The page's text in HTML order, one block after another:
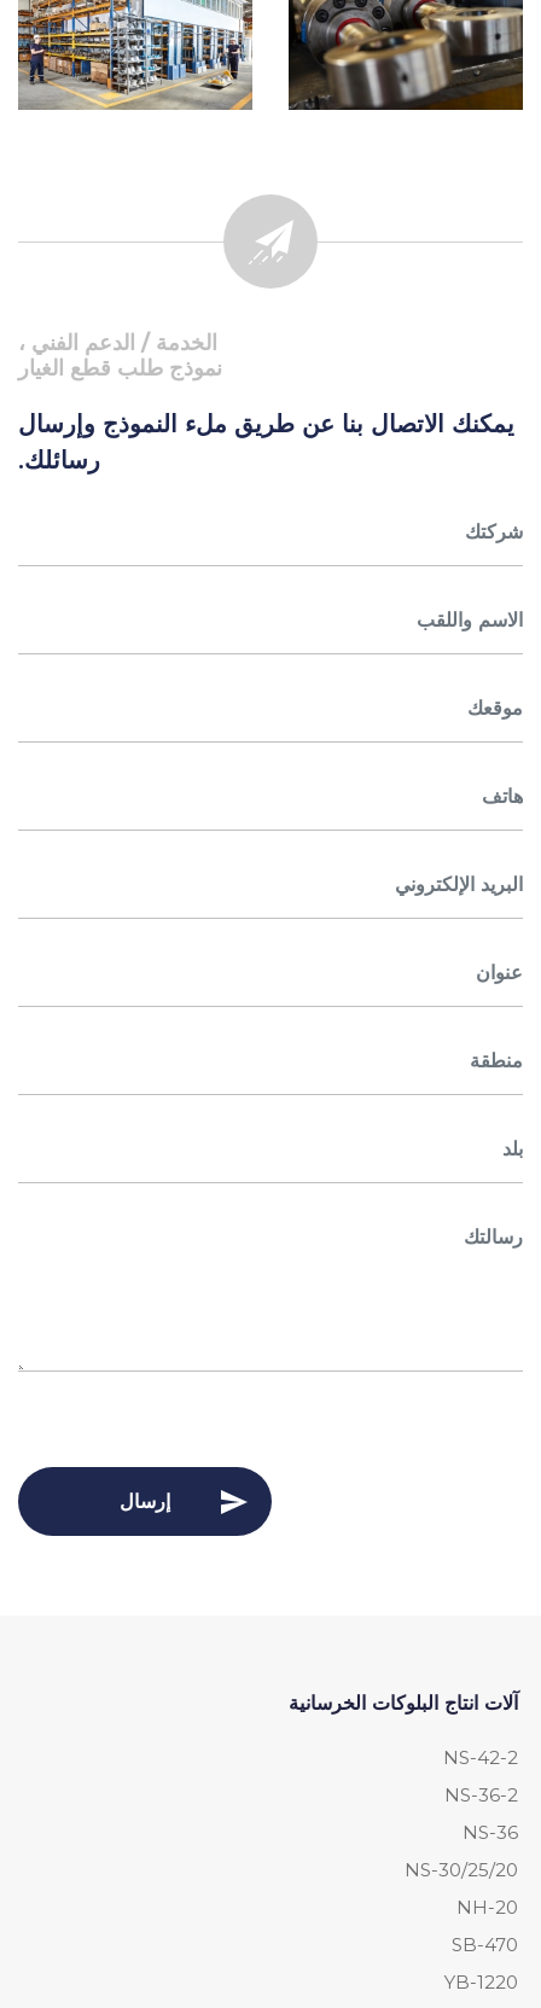
الخدمة / الدعم الفني ،
نموذج طلب قطع الغيار
يمكنك الاتصال بنا عن طريق ملء النموذج وإرسال
رسائلك.
آلات انتاج البلوكات الخرسانية
NS-42-2
NS-36-2
NS-36
NS-30/25/20
NH-20
SB-470
YB-1220